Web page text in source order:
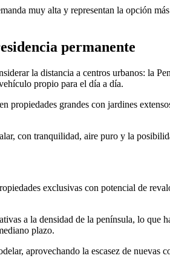
muy alta y representan la opción
permanente
la distancia a centros urbanos: la
propio para el día a día.
propiedades grandes con jardines
con tranquilidad, aire puro y la
exclusivas con potencial de
a la densidad de la península, lo
plazo.
aprovechando la escasez de